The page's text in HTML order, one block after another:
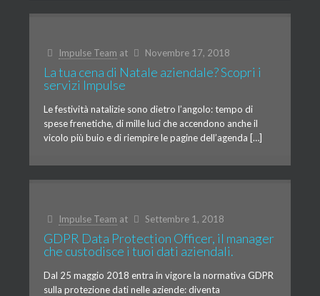
Impulse Team at Novembre 17, 2018
La tua cena di Natale aziendale? Scopri i
servizi Impulse
Le festività natalizie sono dietro l’angolo: tempo di
spese frenetiche, di mille luci che accendono anche il
vicolo più buio e di riempire le pagine dell’agenda […]
Impulse Team at Settembre 1, 2018
GDPR Data Protection Officer, il manager
che custodisce i tuoi dati aziendali.
Dal 25 maggio 2018 entra in vigore la normativa GDPR
sulla protezione dati nelle aziende: diventa